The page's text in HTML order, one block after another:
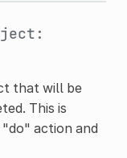
that will be
This is
action and